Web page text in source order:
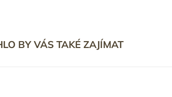
BY VÁS TAKÉ ZAJÍMAT